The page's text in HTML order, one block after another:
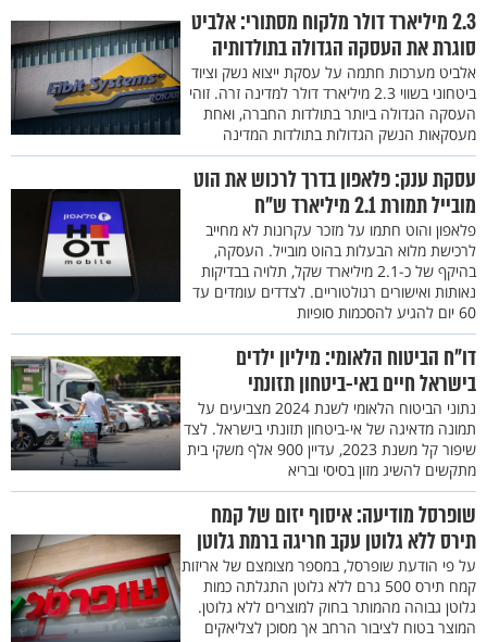
2.3 מיליארד דולר מלקוח מסתורי: אלביט
סוגרת את העסקה הגדולה בתולדותיה
אלביט מערכות חתמה על עסקת ייצוא נשק וציוד
ביטחוני בשווי 2.3 מיליארד דולר למדינה זרה. זוהי
העסקה הגדולה ביותר בתולדות החברה, ואחת
מעסקאות הנשק הגדולות בתולדות המדינה
עסקת ענק: פלאפון בדרך לרכוש את הוט
מובייל תמורת 2.1 מיליארד ש"ח
פלאפון והוט חתמו על מזכר עקרונות לא מחייב
לרכישת מלוא הבעלות בהוט מובייל. העסקה,
בהיקף של כ-2.1 מיליארד שקל, תלויה בבדיקות
נאותות ואישורים רגולטוריים. לצדדים עומדים עד
60 יום להגיע להסכמות סופיות
דו״ח הביטוח הלאומי: מיליון ילדים
בישראל חיים באי-ביטחון תזונתי
נתוני הביטוח הלאומי לשנת 2024 מצביעים על
תמונה מדאיגה של אי-ביטחון תזונתי בישראל. לצד
שיפור קל משנת 2023, עדיין 900 אלף משקי בית
מתקשים להשיג מזון בסיסי ובריא
שופרסל מודיעה: איסוף יזום של קמח
תירס ללא גלוטן עקב חריגה ברמת גלוטן
על פי הודעת שופרסל, במספר מצומצם של אריזות
קמח תירס 500 גרם ללא גלוטן התגלתה כמות
גלוטן גבוהה מהמותר בחוק למוצרים ללא גלוטן.
המוצר בטוח לציבור הרחב אך מסוכן לצליאקים